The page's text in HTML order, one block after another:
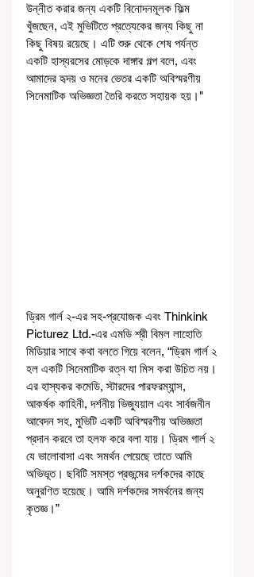
উন্নীত করার জন্য একটি বিনোদনমূলক ফিল্ম
খুঁজছেন, এই মুভিটিতে প্রত্যেকের জন্য কিছু না
কিছু বিষয় রয়েছে। এটি শুরু থেকে শেষ পর্যন্ত
একটি হাস্যরসের মোড়কে দাঙ্গার গল্প বলে, এবং
আমাদের হৃদয় ও মনের ভেতর একটি অবিস্মরণীয়
সিনেমাটিক অভিজ্ঞতা তৈরি করতে সহায়ক হয়।"
ড্রিম গার্ল ২-এর সহ-প্রযোজক এবং Thinkink
Picturez Ltd.-এর এমডি শ্রী বিমল লাহোতি
মিডিয়ার সাথে কথা বলতে গিয়ে বলেন, “ড্রিম গার্ল ২
হল একটি সিনেমাটিক রত্ন যা মিস করা উচিত নয়।
এর হাস্যকর কমেডি, স্টারদের পারফরম্যান্স,
আকর্ষক কাহিনী, দর্শনীয় ভিজ্যুয়াল এবং সার্বজনীন
আবেদন সহ, মুভিটি একটি অবিস্মরণীয় অভিজ্ঞতা
প্রদান করবে তা হলফ করে বলা যায়। ড্রিম গার্ল ২
যে ভালোবাসা এবং সমর্থন পেয়েছে তাতে আমি
অভিভূত। ছবিটি সমস্ত প্রজন্মের দর্শকদের কাছে
অনুরণিত হয়েছে। আমি দর্শকদের সমর্থনের জন্য
কৃতজ্ঞ।”